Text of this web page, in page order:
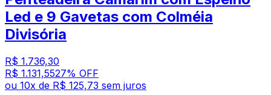
Led e 9 Gavetas com Colméia
Divisória
R$ 1.736,30
R$ 1.131,5527% OFF
ou 10x de R$ 125,73 sem juros